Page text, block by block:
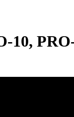
10,